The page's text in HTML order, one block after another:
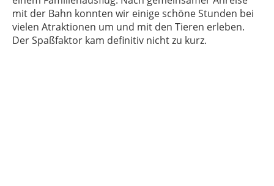
mit der Bahn konnten wir einige schöne Stunden bei
vielen Atraktionen um und mit den Tieren erleben.
Der Spaßfaktor kam definitiv nicht zu kurz.